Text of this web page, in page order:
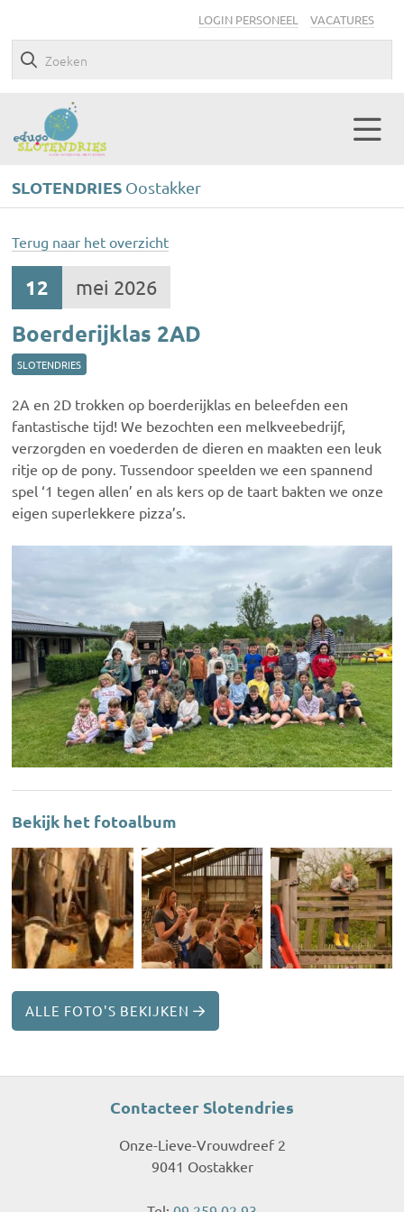
LOGIN PERSONEEL VACATURES
SLOTENDRIES Oostakker
Terug naar het overzicht
12 mei 2026
Boerderijklas 2AD
SLOTENDRIES
2A en 2D trokken op boerderijklas en beleefden een
fantastische tijd! We bezochten een melkveebedrijf,
verzorgden en voederden de dieren en maakten een leuk
ritje op de pony. Tussendoor speelden we een spannend
spel ‘1 tegen allen’ en als kers op de taart bakten we onze
eigen superlekkere pizza’s.
Bekijk het fotoalbum
ALLE FOTO'S BEKIJKEN
Contacteer Slotendries
Onze-Lieve-Vrouwdreef 2
9041 Oostakker